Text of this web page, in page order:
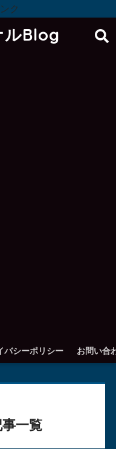
ク
Blog
バシーポリシー お問い合
一覧